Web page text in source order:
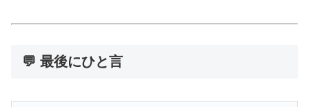
💬 最後にひと言